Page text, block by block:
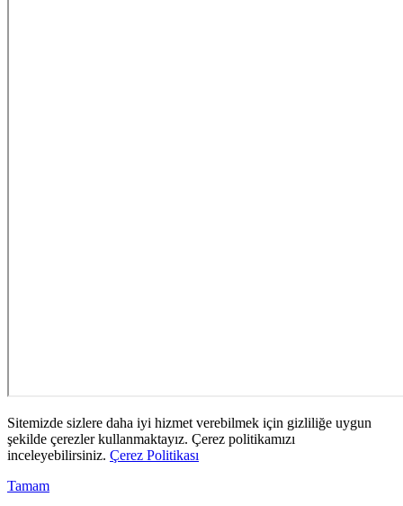
Sitemizde sizlere daha iyi hizmet verebilmek için gizliliğe uygun
şekilde çerezler kullanmaktayız. Çerez politikamızı
inceleyebilirsiniz. Çerez Politikası
Tamam